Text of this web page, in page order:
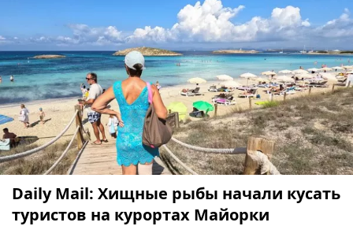
Daily Mail: Хищные рыбы начали кусать
туристов на курортах Майорки